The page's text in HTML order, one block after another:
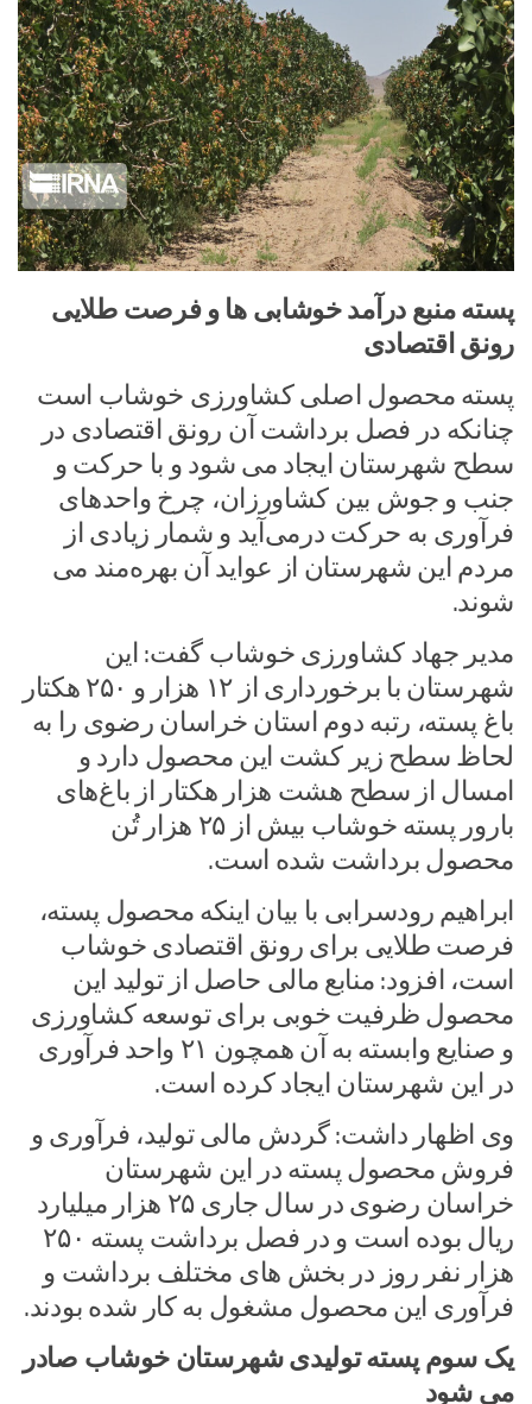
پسته منبع درآمد خوشابی ها و فرصت طلایی
رونق اقتصادی
پسته محصول اصلی کشاورزی خوشاب است
چنانکه در فصل برداشت آن رونق اقتصادی در
سطح شهرستان ایجاد می شود و با حرکت و
جنب و جوش بین کشاورزان، چرخ واحدهای
فرآوری به حرکت درمی‌آید و شمار زیادی از
مردم این شهرستان از عواید آن بهره‌مند می
شوند.
مدیر جهاد کشاورزی خوشاب گفت: این
شهرستان با برخورداری از ۱۲ هزار و ۲۵۰ هکتار
باغ پسته، رتبه دوم استان خراسان رضوی را به
لحاظ سطح زیر کشت این محصول دارد و
امسال از سطح هشت هزار هکتار از باغ‌های
بارور پسته خوشاب بیش از ۲۵ هزار تُن
محصول برداشت شده است.
ابراهیم رودسرابی با بیان اینکه محصول پسته،
فرصت طلایی برای رونق اقتصادی خوشاب
است، افزود: منابع مالی حاصل از تولید این
محصول ظرفیت خوبی برای توسعه کشاورزی
و صنایع وابسته به آن همچون ۲۱ واحد فرآوری
در این شهرستان ایجاد کرده است.
وی اظهار داشت: گردش مالی تولید، فرآوری و
فروش محصول پسته در این شهرستان
خراسان رضوی در سال جاری ۲۵ هزار میلیارد
ریال بوده است و در فصل برداشت پسته ۲۵۰
هزار نفر روز در بخش های مختلف برداشت و
فرآوری این محصول مشغول به کار شده بودند.
یک سوم پسته تولیدی شهرستان خوشاب صادر
می شود